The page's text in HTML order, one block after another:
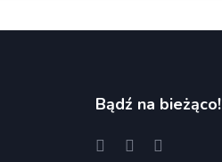
Bądź na bieżąco!